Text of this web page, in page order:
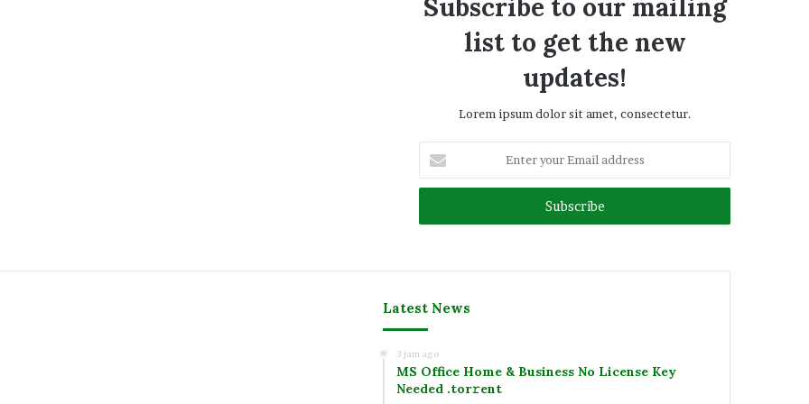
Subscribe to our mailing
list to get the new
updates!
Lorem ipsum dolor sit amet, consectetur.
your
Email
Latest News
3 jam ago
MS Office Home & Business No License Key
Needed .tоr𝚛еnt